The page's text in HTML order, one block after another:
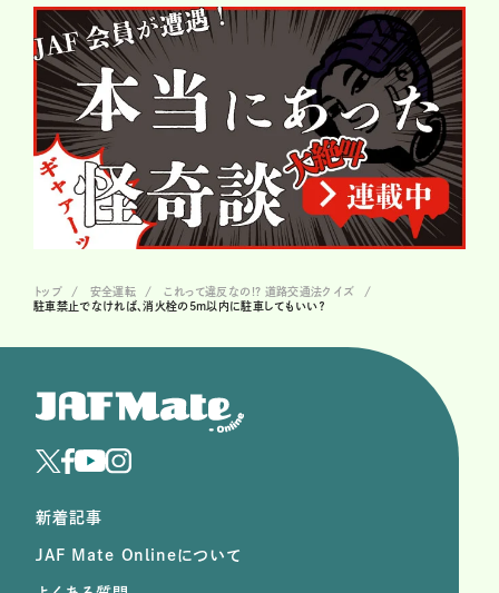
トップ 安全運転
これって違反なの!? 道路交通法クイズ
駐車禁止でなければ、消火栓の5m以内に駐車してもいい？
新着記事
JAF Mate Onlineについて